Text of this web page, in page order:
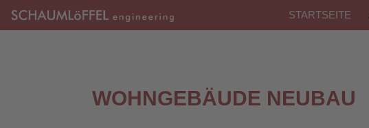
STARTSEITE
WOHNGEBÄUDE NEUBAU